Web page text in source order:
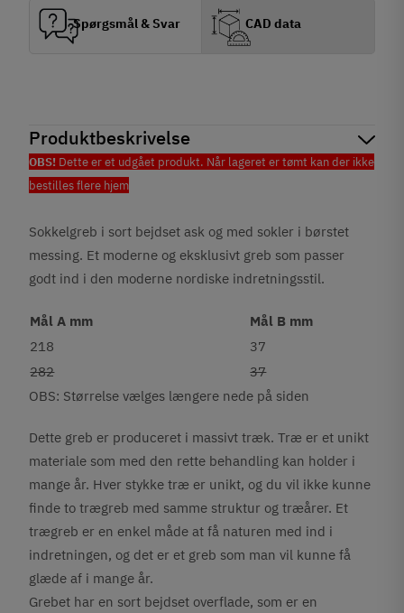
Produktbeskrivelse
OBS! Dette er et udgået produkt. Når lageret er tømt kan der ikke
bestilles flere hjem
Sokkelgreb i sort bejdset ask og med sokler i børstet
messing. Et moderne og eksklusivt greb som passer
godt ind i den moderne nordiske indretningsstil.
Mål A mm
Mål B mm
218
37
282
37
OBS: Størrelse vælges længere nede på siden
Dette greb er produceret i massivt træk. Træ er et unikt
materiale som med den rette behandling kan holder i
mange år. Hver stykke træ er unikt, og du vil ikke kunne
finde to trægreb med samme struktur og træårer. Et
trægreb er en enkel måde at få naturen med ind i
indretningen, og det er et greb som man vil kunne få
glæde af i mange år.
Grebet har en sort bejdset overflade, som er en
Spørgsmål & Svar CAD data